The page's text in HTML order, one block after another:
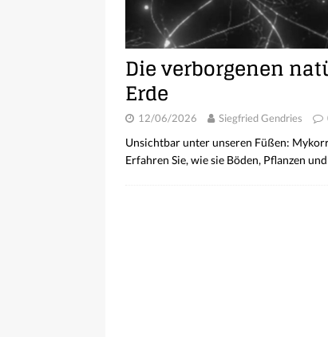
Die verborgenen
Erde
12/06/2026 Siegfried Gendries
Unsichtbar unter unseren Füßen:
Erfahren Sie, wie sie Böden, Pflanzen